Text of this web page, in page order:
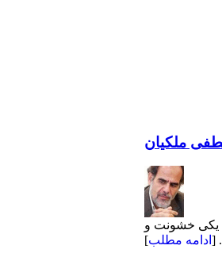
ملکیان
یکی خشونت و
[ ادامه مطلب]